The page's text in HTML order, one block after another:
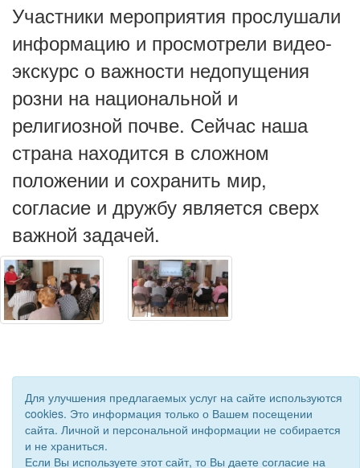
Участники мероприятия прослушали
информацию и просмотрели видео-
экскурс о важности недопущения
розни на национальной и
религиозной почве. Сейчас наша
страна находится в сложном
положении и сохранить мир,
согласие и дружбу является сверх
важной задачей.
© 2019 - 2026 Астраханская областная организация ВОС. Все
Для улучшения предлагаемых услуг на сайте используются
cookies. Это информация только о Вашем посещении
сайта. Личной и персональной информации не собирается
и не храниться.
Если Вы используете этот сайт, то Вы даете согласие на